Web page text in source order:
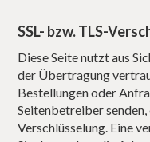
SSL- bzw. TLS-
Diese Seite nutzt aus
der Übertragung
Bestellungen oder
Seitenbetreiber senden,
Verschlüsselung. Eine